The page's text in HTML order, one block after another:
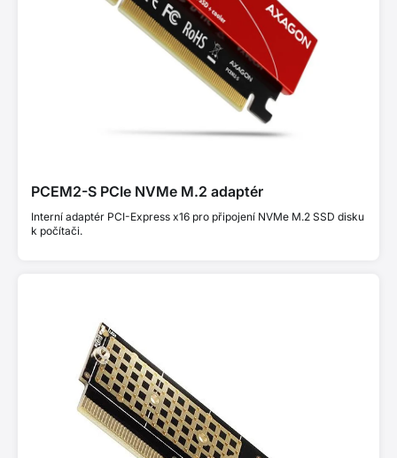
PCEM2-S PCIe NVMe M.2 adaptér
Interní adaptér PCI-Express x16 pro připojení NVMe M.2 SSD disku
k počítači.